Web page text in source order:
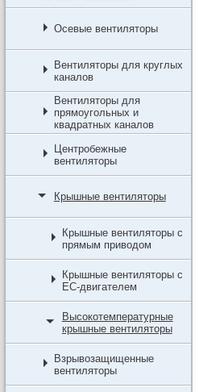
Осевые вентиляторы
Вентиляторы для круглых
каналов
Вентиляторы для
прямоугольных и
квадратных каналов
Центробежные
вентиляторы
Крышные вентиляторы
Крышные вентиляторы с
прямым приводом
Крышные вентиляторы с
EC-двигателем
Высокотемпературные
крышные вентиляторы
Взрывозащищенные
вентиляторы